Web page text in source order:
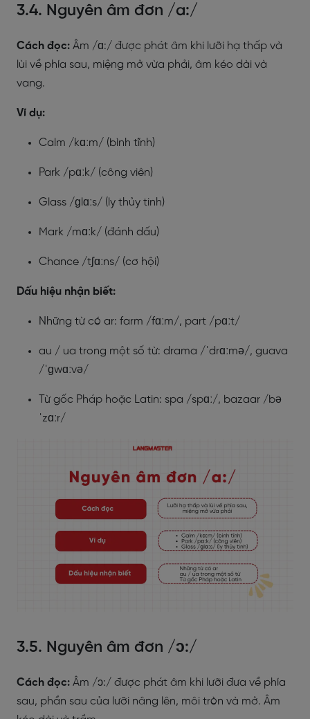
3.4. Nguyên âm đơn /a:/
Cách đọc: Âm /ɑ:/ được phát âm khi lưỡi hạ thấp và
lùi về phía sau, miệng mở vừa phải, âm kéo dài và
vang.
Ví dụ:
Calm /kɑːm/ (bình tĩnh)
Park /pɑːk/ (công viên)
Glass /ɡlɑːs/ (ly thủy tinh)
Mark /mɑːk/ (đánh dấu)
Chance /tʃɑːns/ (cơ hội)
Dấu hiệu nhận biết:
Những từ có ar: farm /fɑːm/, part /pɑːt/
au / ua trong một số từ: drama /ˈdrɑːmə/, guava
/ˈɡwɑːvə/
Từ gốc Pháp hoặc Latin: spa /spɑː/, bazaar /bə
ˈzɑːr/
3.5. Nguyên âm đơn /ɔ:/
Cách đọc: Âm /ɔ:/ được phát âm khi lưỡi đưa về phía
sau, phần sau của lưỡi nâng lên, môi tròn và mở. Âm